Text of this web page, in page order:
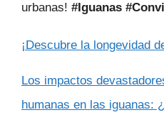
urbanas! #Iguanas
¡Descubre la longevidad
Los impactos
humanas en las iguanas: